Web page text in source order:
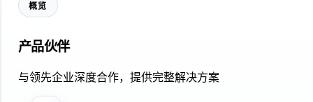
概览
产品伙伴
与领先企业深度合作，提供完整解决方案